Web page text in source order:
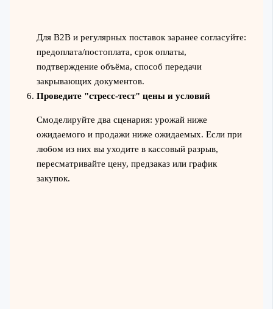
Для B2B и регулярных поставок заранее согласуйте:
предоплата/постоплата, срок оплаты,
подтверждение объёма, способ передачи
закрывающих документов.
Проведите "стресс‑тест" цены и условий
Смоделируйте два сценария: урожай ниже
ожидаемого и продажи ниже ожидаемых. Если при
любом из них вы уходите в кассовый разрыв,
пересматривайте цену, предзаказ или график
закупок.